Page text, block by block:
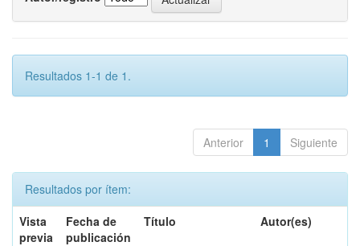
Resultados 1-1 de 1.
Anterior 1 Siguiente
Resultados por ítem:
Vista
previa
Fecha de
publicación
Título Autor(es)